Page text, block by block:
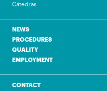
Cátedras
NEWS
PROCEDURES
QUALITY
EMPLOYMENT
CONTACT